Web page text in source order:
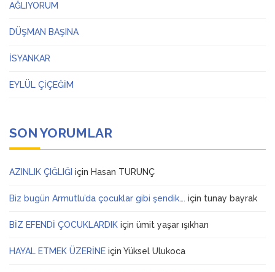
AĞLIYORUM
DÜŞMAN BAŞINA
İSYANKAR
EYLÜL ÇİÇEĞİM
SON YORUMLAR
AZINLIK ÇIĞLIĞI için Hasan TURUNÇ
Biz bugün Armutlu’da çocuklar gibi şendik…. için tunay bayrak
BİZ EFENDİ ÇOCUKLARDIK için ümit yaşar ışıkhan
HAYAL ETMEK ÜZERİNE için Yüksel Ulukoca